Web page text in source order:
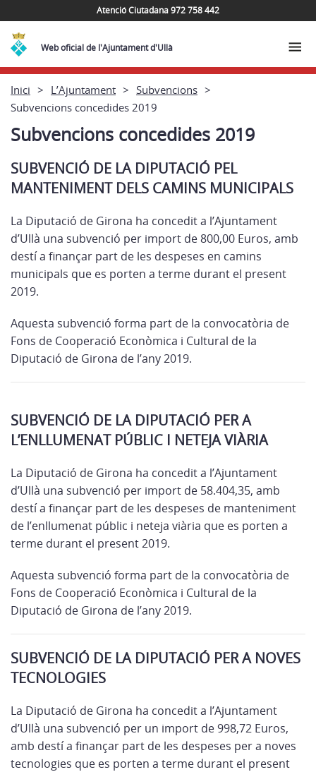
Atenció Ciutadana 972 758 442
Web oficial de l'Ajuntament d'Ullà
Inici L’Ajuntament
Subvencions
Subvencions concedides 2019
Subvencions concedides 2019
SUBVENCIÓ DE LA DIPUTACIÓ PEL
MANTENIMENT DELS CAMINS MUNICIPALS
La Diputació de Girona ha concedit a l’Ajuntament
d’Ullà una subvenció per import de 800,00 Euros, amb
destí a finançar part de les despeses en camins
municipals que es porten a terme durant el present
2019.
Aquesta subvenció forma part de la convocatòria de
Fons de Cooperació Econòmica i Cultural de la
Diputació de Girona de l’any 2019.
SUBVENCIÓ DE LA DIPUTACIÓ PER A
L’ENLLUMENAT PÚBLIC I NETEJA VIÀRIA
La Diputació de Girona ha concedit a l’Ajuntament
d’Ullà una subvenció per import de 58.404,35, amb
destí a finançar part de les despeses de manteniment
de l’enllumenat públic i neteja viària que es porten a
terme durant el present 2019.
Aquesta subvenció forma part de la convocatòria de
Fons de Cooperació Econòmica i Cultural de la
Diputació de Girona de l’any 2019.
SUBVENCIÓ DE LA DIPUTACIÓ PER A NOVES
TECNOLOGIES
La Diputació de Girona ha concedit a l’Ajuntament
d’Ullà una subvenció per un import de 998,72 Euros,
amb destí a finançar part de les despeses per a noves
tecnologies que es porten a terme durant el present